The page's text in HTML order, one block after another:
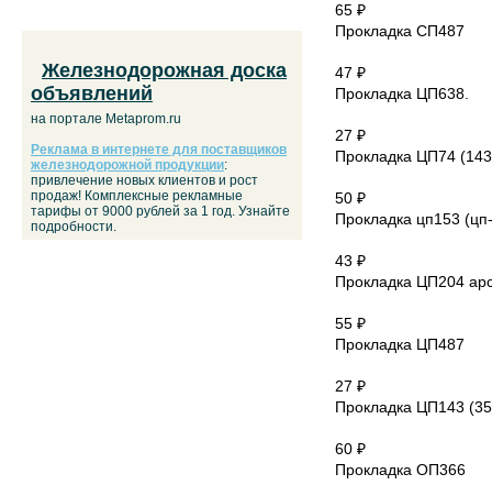
65 ₽
Прокладка СП487
47 ₽
Прокладка ЦП638.
27 ₽
Прокладка ЦП74
50 ₽
Прокладка цп153
43 ₽
Прокладка ЦП204
55 ₽
Прокладка ЦП487
27 ₽
Прокладка ЦП143
60 ₽
Прокладка ОП366
Железнодорожная доска
объявлений
на портале Metaprom.ru
Реклама в интернете для поставщиков
железнодорожной продукции:
привлечение новых клиентов и рост
продаж! Комплексные рекламные
тарифы от 9000 рублей за 1 год. Узнайте
подробности.